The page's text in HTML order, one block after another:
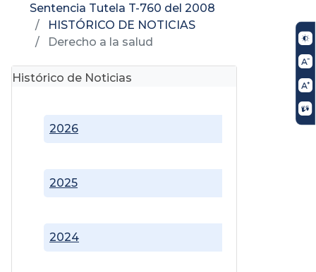
Sentencia Tutela T-760 del 2008
HISTÓRICO DE NOTICIAS
Derecho a la salud
Histórico de Noticias
2024
2025
2026